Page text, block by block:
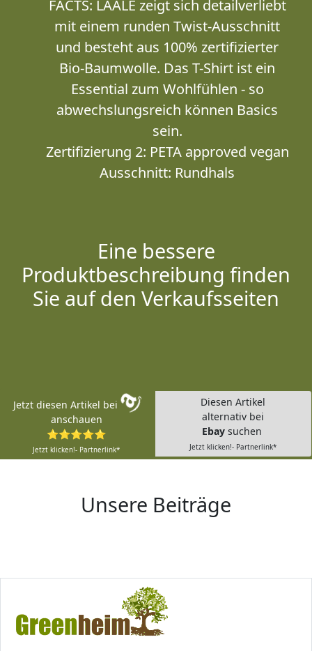
FACTS: LAALE zeigt sich detailverliebt
mit einem runden Twist-Ausschnitt
und besteht aus 100% zertifizierter
Bio-Baumwolle. Das T-Shirt ist ein
Essential zum Wohlfühlen - so
abwechslungsreich können Basics
sein.
Zertifizierung 2: PETA approved vegan
Ausschnitt: Rundhals
Eine bessere
Produktbeschreibung finden
Sie auf den Verkaufsseiten
Jetzt diesen Artikel bei
anschauen
⭐⭐⭐⭐⭐
Jetzt klicken!- Partnerlink*
Diesen Artikel
alternativ bei
Ebay suchen
Jetzt klicken!- Partnerlink*
Unsere Beiträge